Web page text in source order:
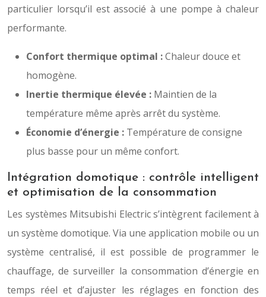
particulier lorsqu’il est associé à une pompe à chaleur
performante.
Confort thermique optimal :Chaleur douce et
homogène.
Inertie thermique élevée : Maintien de la
température même après arrêt du système.
Économie d’énergie : Température de consigne
plus basse pour un même confort.
Intégration domotique : contrôle intelligent
et optimisation de la consommation
Les systèmes Mitsubishi Electric s’intègrent facilement à
un système domotique. Via une application mobile ou un
système centralisé, il est possible de programmer le
chauffage, de surveiller la consommation d’énergie en
temps réel et d’ajuster les réglages en fonction des